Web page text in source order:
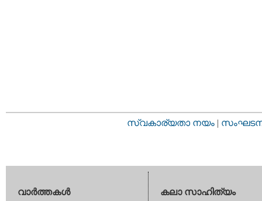
സ്വകാര്യതാ നയം |
വാര്‍ത്തകള്‍
കലാ സാഹിത്യം